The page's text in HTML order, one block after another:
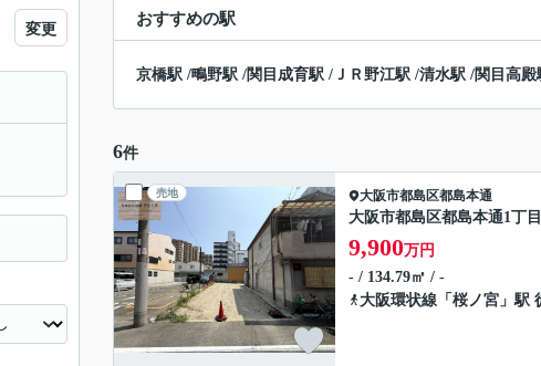
おすすめの駅
京橋駅 /鴫野駅 /関目成育駅 / ＪＲ野江駅 /清水駅 /関目高殿
6件
売地 大阪市都島区都島本通
大阪市都島区都島本通1丁目
9,900万円
- / 134.79㎡ / -
大阪環状線 「 桜ノ宮 」駅
変更